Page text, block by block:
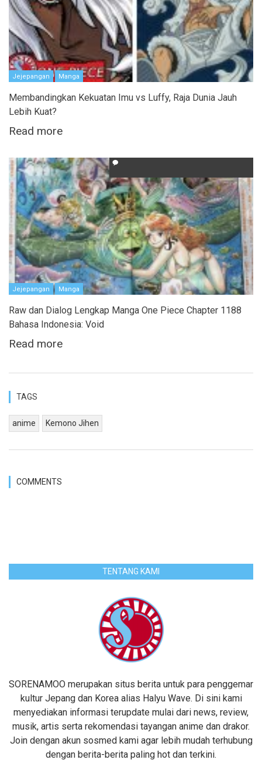
Jejepangan Manga
Membandingkan Kekuatan Imu vs Luffy, Raja Dunia Jauh
Lebih Kuat?
Read more
Jejepangan Manga
Raw dan Dialog Lengkap Manga One Piece Chapter 1188
Bahasa Indonesia: Void
Read more
TAGS
anime Kemono Jihen
COMMENTS
TENTANG KAMI
SORENAMOO merupakan situs berita untuk para penggemar
kultur Jepang dan Korea alias Halyu Wave. Di sini kami
menyediakan informasi terupdate mulai dari news, review,
musik, artis serta rekomendasi tayangan anime dan drakor.
Join dengan akun sosmed kami agar lebih mudah terhubung
dengan berita-berita paling hot dan terkini.